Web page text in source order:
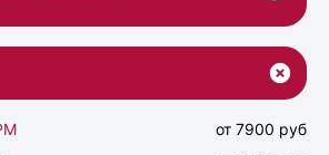
от 7900 руб